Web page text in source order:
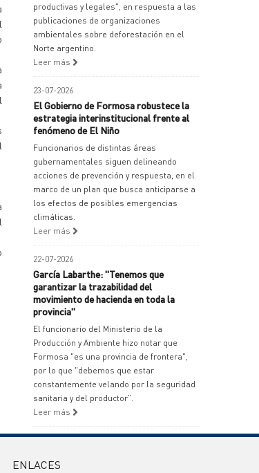
productivas y legales", en respuesta a las
publicaciones de organizaciones
ambientales sobre deforestación en el
Norte argentino.
Leer más
23-07-2026
El Gobierno de Formosa robustece la
estrategia interinstitucional frente al
fenómeno de El Niño
Funcionarios de distintas áreas
gubernamentales siguen delineando
acciones de prevención y respuesta, en el
marco de un plan que busca anticiparse a
los efectos de posibles emergencias
climáticas.
Leer más
22-07-2026
García Labarthe: "Tenemos que
garantizar la trazabilidad del
movimiento de hacienda en toda la
provincia"
El funcionario del Ministerio de la
Producción y Ambiente hizo notar que
Formosa "es una provincia de frontera",
por lo que "debemos que estar
constantemente velando por la seguridad
sanitaria y del productor".
Leer más
ENLACES